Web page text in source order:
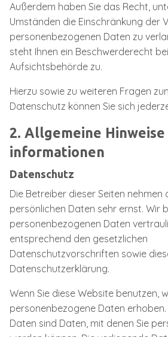
Außerdem haben Sie das Recht,
Umständen die Einschränkung der
personenbezogenen Daten zu
steht Ihnen ein Beschwerderecht
Aufsichtsbehörde zu.
Hierzu sowie zu weiteren Fragen
Datenschutz können Sie sich
2. Allgemeine
informationen
Datenschutz
Die Betreiber dieser Seiten nehmen
persönlichen Daten sehr ernst. Wir
personenbezogenen Daten
entsprechend den gesetzlichen
Datenschutzvorschriften sowie
Datenschutzerklärung.
Wenn Sie diese Website benutzen,
personenbezogene Daten
Daten sind Daten, mit denen Sie